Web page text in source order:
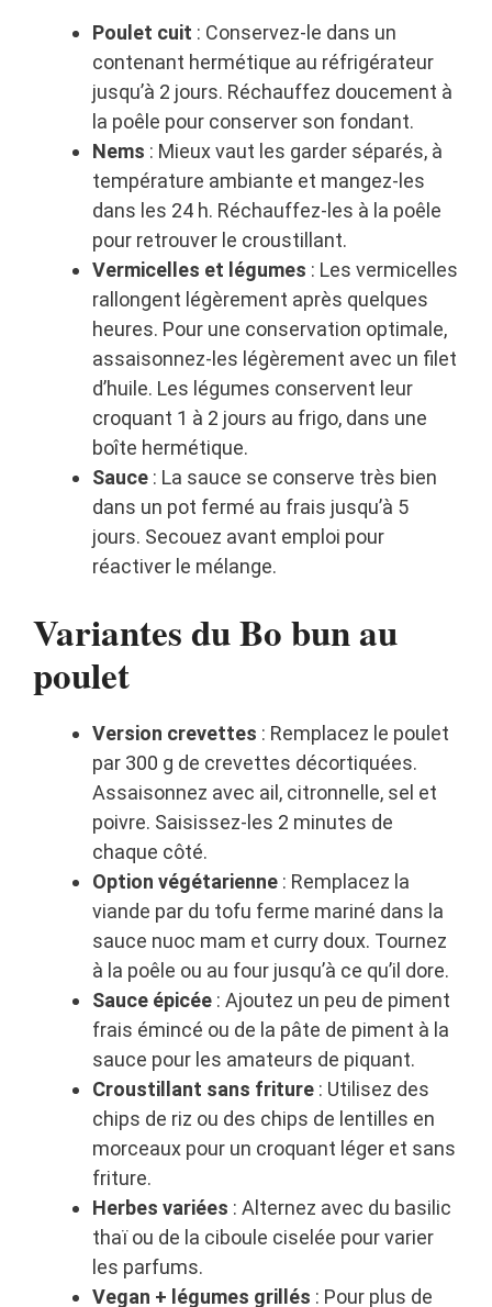
Poulet cuit : Conservez-le dans un
contenant hermétique au réfrigérateur
jusqu’à 2 jours. Réchauffez doucement à
la poêle pour conserver son fondant.
Nems : Mieux vaut les garder séparés, à
température ambiante et mangez‑les
dans les 24 h. Réchauffez-les à la poêle
pour retrouver le croustillant.
Vermicelles et légumes : Les vermicelles
rallongent légèrement après quelques
heures. Pour une conservation optimale,
assaisonnez-les légèrement avec un filet
d’huile. Les légumes conservent leur
croquant 1 à 2 jours au frigo, dans une
boîte hermétique.
Sauce : La sauce se conserve très bien
dans un pot fermé au frais jusqu’à 5
jours. Secouez avant emploi pour
réactiver le mélange.
Variantes du Bo bun au
poulet
Version crevettes : Remplacez le poulet
par 300 g de crevettes décortiquées.
Assaisonnez avec ail, citronnelle, sel et
poivre. Saisissez-les 2 minutes de
chaque côté.
Option végétarienne : Remplacez la
viande par du tofu ferme mariné dans la
sauce nuoc mam et curry doux. Tournez
à la poêle ou au four jusqu’à ce qu’il dore.
Sauce épicée : Ajoutez un peu de piment
frais émincé ou de la pâte de piment à la
sauce pour les amateurs de piquant.
Croustillant sans friture : Utilisez des
chips de riz ou des chips de lentilles en
morceaux pour un croquant léger et sans
friture.
Herbes variées : Alternez avec du basilic
thaï ou de la ciboule ciselée pour varier
les parfums.
Vegan + légumes grillés : Pour plus de